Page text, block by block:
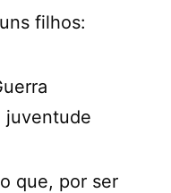
filhos:
juventude
que, por ser